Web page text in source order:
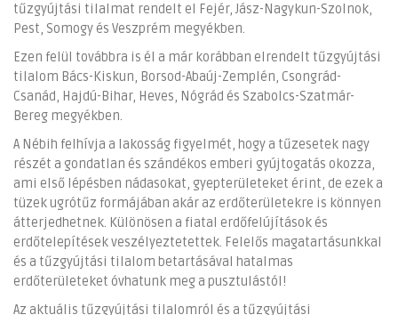
tűzgyújtási tilalmat rendelt el Fejér, Jász-Nagykun-Szolnok,
Pest, Somogy és Veszprém megyékben.
Ezen felül továbbra is él a már korábban elrendelt tűzgyújtási
tilalom Bács-Kiskun, Borsod-Abaúj-Zemplén, Csongrád-
Csanád, Hajdú-Bihar, Heves, Nógrád és Szabolcs-Szatmár-
Bereg megyékben.
A Nébih felhívja a lakosság figyelmét, hogy a tűzesetek nagy
részét a gondatlan és szándékos emberi gyújtogatás okozza,
ami első lépésben nádasokat, gyepterületeket érint, de ezek a
tüzek ugrótűz formájában akár az erdőterületekre is könnyen
átterjedhetnek. Különösen a fiatal erdőfelújítások és
erdőtelepítések veszélyeztetettek. Felelős magatartásunkkal
és a tűzgyújtási tilalom betartásával hatalmas
erdőterületeket óvhatunk meg a pusztulástól!
Az aktuális tűzgyújtási tilalomról és a tűzgyújtási